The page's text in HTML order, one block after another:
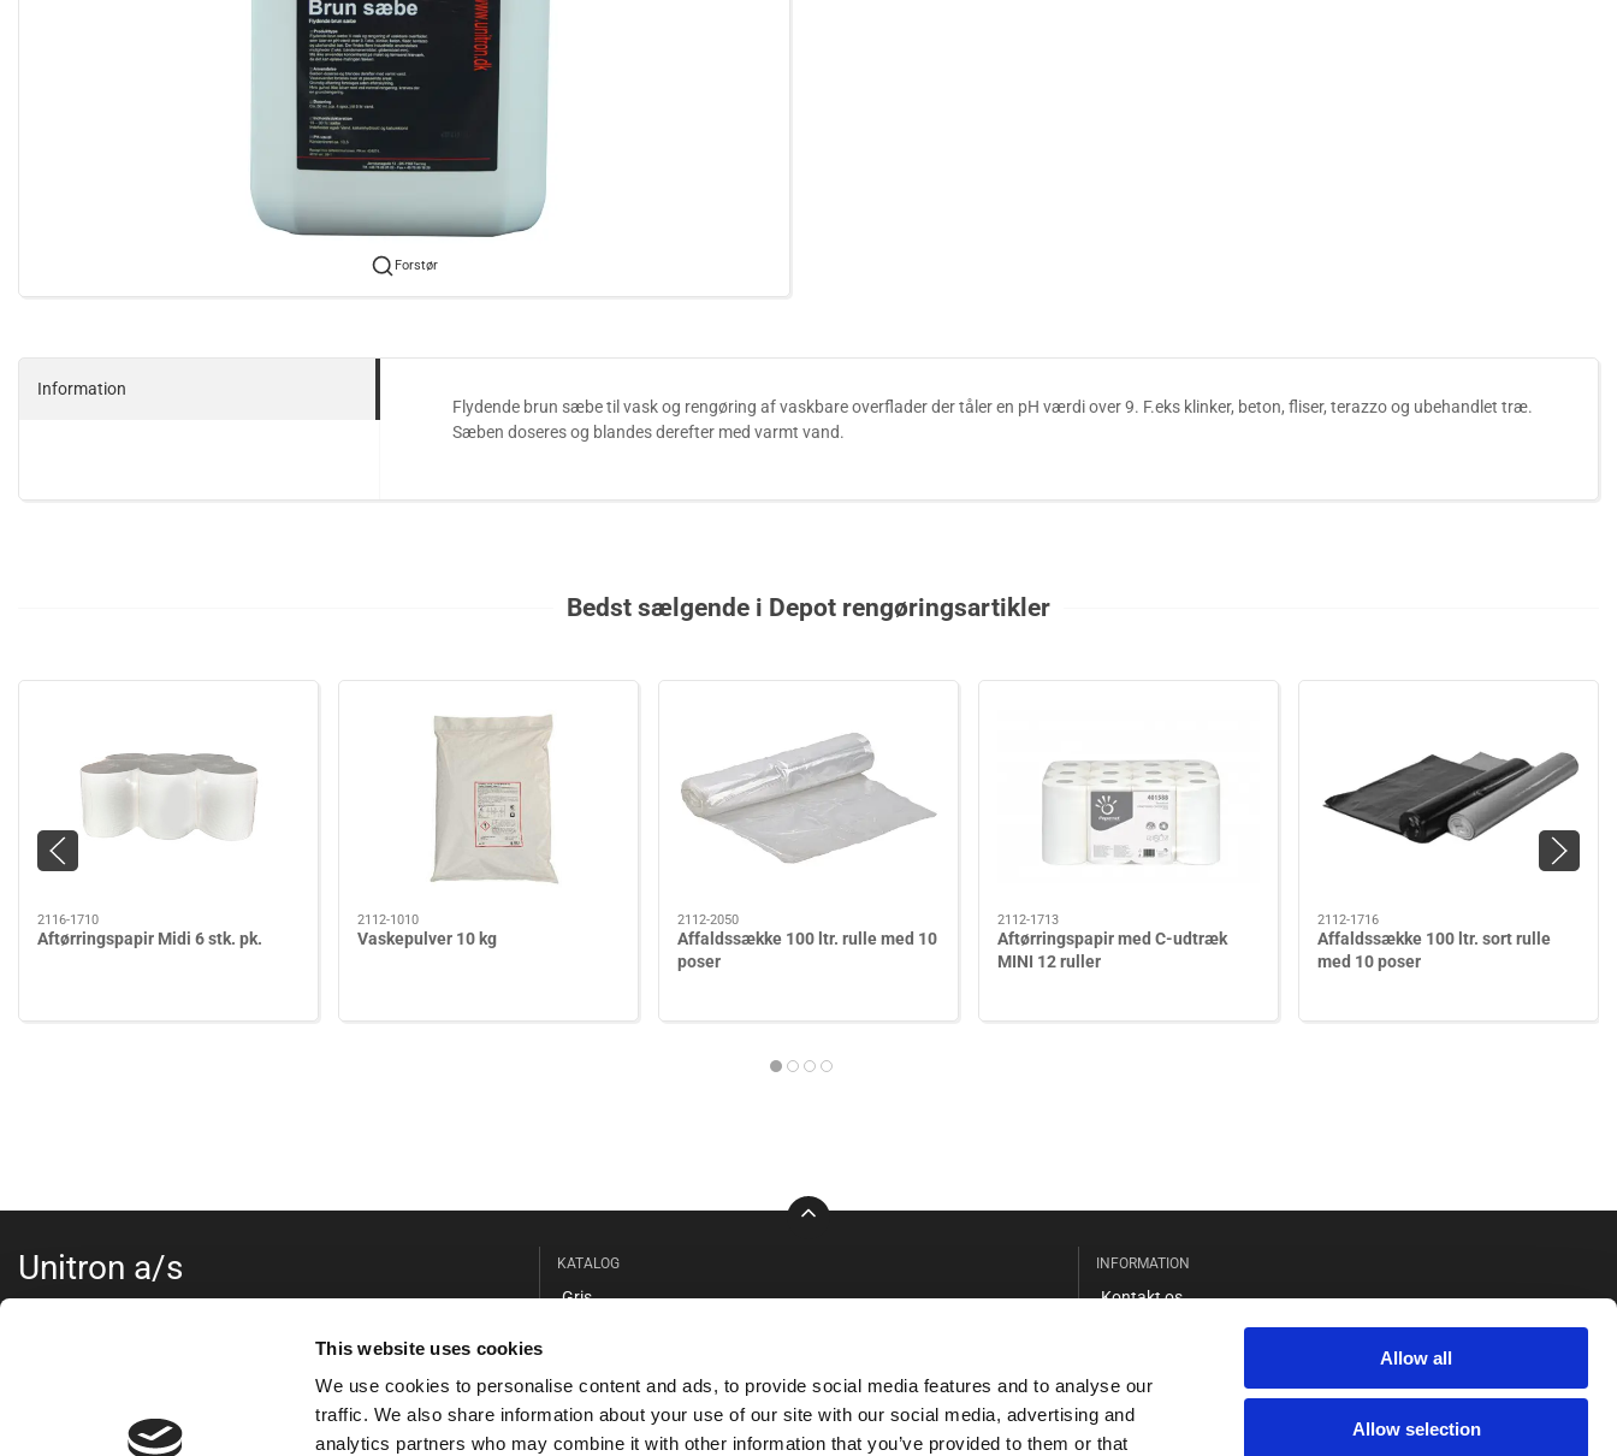
This website uses cookies
We use cookies to personalise content and ads, to provide social media features and to analyse our
traffic. We also share information about your use of our site with our social media, advertising and
analytics partners who may combine it with other information that you’ve provided to them or that
Allow all
Allow selection
Forstør
Information
Flydende brun sæbe til vask og rengøring af vaskbare overflader der tåler en pH værdi over 9. F.eks klinker, beton, fliser, terazzo og ubehandlet træ.
Sæben doseres og blandes derefter med varmt vand.
Bedst sælgende i Depot rengøringsartikler
2116-1710
Aftørringspapir Midi 6 stk. pk.
2112-1010
Vaskepulver 10 kg
2112-2050
Affaldssække 100 ltr. rulle med 10
poser
2112-1713
Aftørringspapir med C-udtræk
MINI 12 ruller
2112-1716
Affaldssække 100 ltr. sort rulle
med 10 poser
Unitron a/s KATALOG
Gris
Beklædning / Sikkerhed
Faciliteter / Forrum
INFORMATION
Kontakt os
Salgs- og leveringsbetingelser